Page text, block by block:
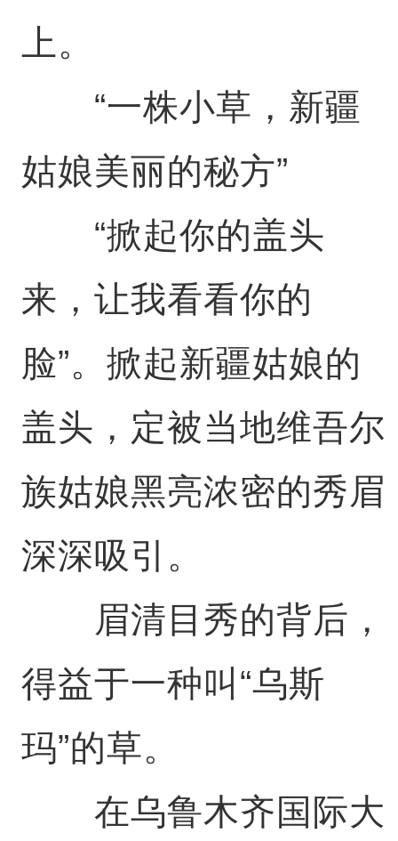
上。
“一株小草，新疆
姑娘美丽的秘方”
“掀起你的盖头
来，让我看看你的
脸”。掀起新疆姑娘的
盖头，定被当地维吾尔
族姑娘黑亮浓密的秀眉
深深吸引。
眉清目秀的背后，
得益于一种叫“乌斯
玛”的草。
在乌鲁木齐国际大